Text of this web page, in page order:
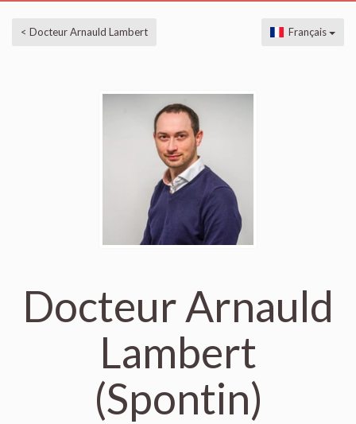
< Docteur Arnauld Lambert Français
Docteur Arnauld
Lambert
(Spontin)